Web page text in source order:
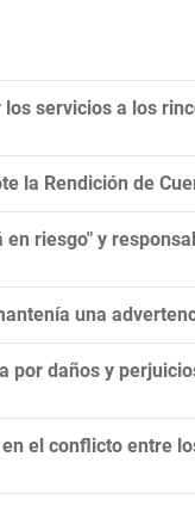
servicios a los
la Rendición de
riesgo" y
una
por daños y
el conflicto entre